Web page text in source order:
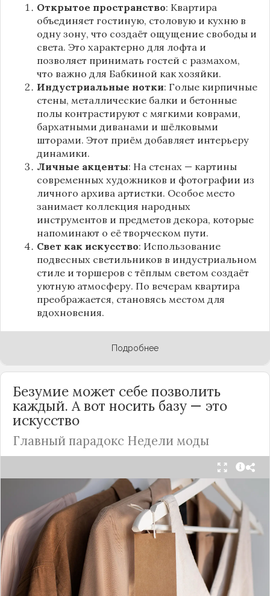
Открытое пространство: Квартира
объединяет гостиную, столовую и кухню в
одну зону, что создаёт ощущение свободы и
света. Это характерно для лофта и
позволяет принимать гостей с размахом,
что важно для Бабкиной как хозяйки.
Индустриальные нотки: Голые кирпичные
стены, металлические балки и бетонные
полы контрастируют с мягкими коврами,
бархатными диванами и шёлковыми
шторами. Этот приём добавляет интерьеру
динамики.
Личные акценты: На стенах — картины
современных художников и фотографии из
личного архива артистки. Особое место
занимает коллекция народных
инструментов и предметов декора, которые
напоминают о её творческом пути.
Свет как искусство: Использование
подвесных светильников в индустриальном
стиле и торшеров с тёплым светом создаёт
уютную атмосферу. По вечерам квартира
преображается, становясь местом для
вдохновения.
Подробнее
Безумие может себе позволить
каждый. А вот носить базу — это
искусство
Главный парадокс Недели моды
Принято считать, что Неделя моды в Париже —
это исключительно про безумные тренды, на
которые обычный человек посмотрит с
недоумением. Но самый интересный тренд этого
сезона был обращен к реальной жизни. Показы
доказали: истинная роскошь и мастерство стиля
заключаются не в эпатаже, а в виртуозном
владении базовыми вещами.